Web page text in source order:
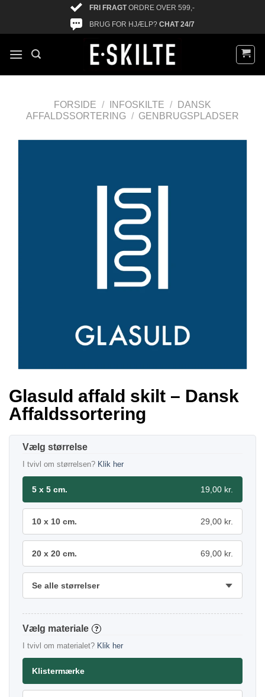
FRI FRAGTORDRE OVER 599,-
BRUG FOR HJÆLP? CHAT 24/7
FORSIDE / INFOSKILTE /
DANSK
AFFALDSSORTERING / GENBRUGSPLADSER
Glasuld affald skilt – Dansk
Affaldssortering
størrelse
I tvivl om størrelsen? Klik her
5 x 5 cm. 19,00 kr.
10 x 10 cm. 29,00 kr.
20 x 20 cm. 69,00 kr.
Se alle størrelser
materiale ?
I tvivl om materialet? Klik her
Klistermærke